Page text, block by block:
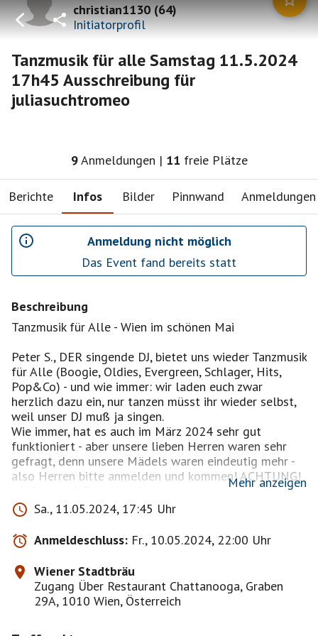
christian1130(64)
Initiatorprofil
Tanzmusik für alle Samstag 11.5.2024
17h45 Ausschreibung für
juliasuchtromeo
9Anmeldungen | 11 freie Plätze
Berichte Infos Bilder Pinnwand Anmeldungen
Anmeldung nicht möglich
Das Event fand bereits statt
Beschreibung
Tanzmusik für Alle - Wien im schönen Mai
Peter S., DER singende DJ, bietet uns wieder Tanzmusik
für Alle (Boogie, Oldies, Evergreen, Schlager, Hits,
Pop&Co) - und wie immer: wir laden euch zwar
herzlich dazu ein, nur tanzen müsst ihr wieder selbst,
weil unser DJ muß ja singen.
Wie immer, hat es auch im März 2024 sehr gut
funktioniert - aber unsere lieben Herren waren sehr
gefragt, denn unsere Mädels waren eindeutig mehr -
also Herren bitte anmelden und kommen! ACHTUNG!
Wie schon beim letzten Mal haben wir unsere Plätze
direkt bei der Tanzfläche und in der Nähe unseres DJ's
- es ist immer eine Freude, wenn man die Musik nicht
vom Band hört, sondern wenn live gesungen wird.
Apropos: oben ist das Chattanooga, über die Stiege
hinunter nennt es sich dann Wiener Stadtbräu.
Mehr anzeigen
Sa., 11.05.2024, 17:45 Uhr
Anmeldeschluss: Fr., 10.05.2024, 22:00 Uhr
Wiener Stadtbräu
Zugang Über Restaurant Chattanooga, Graben
29A, 1010 Wien, Österreich